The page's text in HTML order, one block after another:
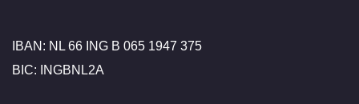
IBAN: NL 66 ING B 065 1947 375
BIC: INGBNL2A